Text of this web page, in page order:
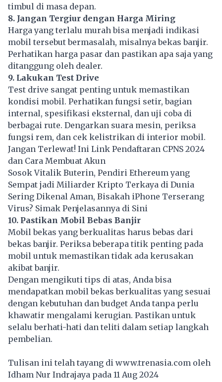
timbul di masa depan.
8. Jangan Tergiur dengan Harga Miring
Harga yang terlalu murah bisa menjadi indikasi
mobil tersebut bermasalah, misalnya bekas banjir.
Perhatikan harga pasar dan pastikan apa saja yang
ditanggung oleh dealer.
9. Lakukan Test Drive
Test drive sangat penting untuk memastikan
kondisi mobil. Perhatikan fungsi setir, bagian
internal, spesifikasi eksternal, dan uji coba di
berbagai rute. Dengarkan suara mesin, periksa
fungsi rem, dan cek kelistrikan di interior mobil.
Jangan Terlewat! Ini Link Pendaftaran CPNS 2024
dan Cara Membuat Akun
Sosok Vitalik Buterin, Pendiri Ethereum yang
Sempat jadi Miliarder Kripto Terkaya di Dunia
Sering Dikenal Aman, Bisakah iPhone Terserang
Virus? Simak Penjelasannya di Sini
10. Pastikan Mobil Bebas Banjir
Mobil bekas yang berkualitas harus bebas dari
bekas banjir. Periksa beberapa titik penting pada
mobil untuk memastikan tidak ada kerusakan
akibat banjir.
Dengan mengikuti tips di atas, Anda bisa
mendapatkan mobil bekas berkualitas yang sesuai
dengan kebutuhan dan budget Anda tanpa perlu
khawatir mengalami kerugian. Pastikan untuk
selalu berhati-hati dan teliti dalam setiap langkah
pembelian.
Tulisan ini telah tayang di www.trenasia.com oleh
Idham Nur Indrajaya pada 11 Aug 2024